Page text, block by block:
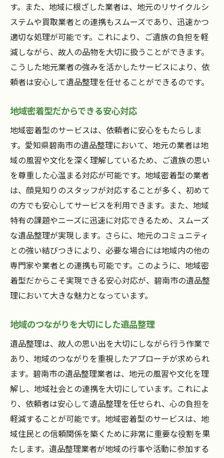
す。また、地域に根ざした業者は、地元のリサイクルシ
ステムや買取業者との連携もスムーズであり、迅速かつ
適切な処理が可能です。これにより、ご遺族の負担を軽
減しながら、故人の品物を大切に扱うことができます。
こうした地元業者の強みを活かしたサービスにより、依
頼者は安心して遺品整理を任せることができるのです。
地域密着型だからできる安心対応
地域密着型のサービスは、依頼者に安心をもたらしま
す。愛知県碧南市の遺品整理において、地元の業者は地
域の風習や文化を深く理解しているため、ご遺族の思い
を尊重した心温まる対応が可能です。地域密着型の業者
は、顔見知りのスタッフが対応することが多く、初めて
の方でも安心してサービスを利用できます。また、地域
特有の課題やニーズに迅速に対応できるため、スムーズ
な遺品整理が実現します。さらに、地元のコミュニティ
との強い結びつきにより、必要な場合には地域内の他の
専門家や業者との連携も可能です。このように、地域密
着型だからこそ実現できる安心対応が、碧南市の遺品整
理において大きな魅力となっています。
地域のつながりを大切にした遺品整理
遺品整理は、故人の思い出を大切にしながら行う作業で
あり、地域のつながりを重視したアプローチが求められ
ます。碧南市の遺品整理業者は、地元の風習や文化を理
解し、地域社会との連携を大切にしています。これによ
り、依頼者は安心して遺品整理を任せられ、心の負担を
軽減することが可能です。地域密着型のサービスは、地
域住民との信頼関係を築くために非常に重要な役割を果
たします。遺品整理業者が地域の行事や活動に参加する